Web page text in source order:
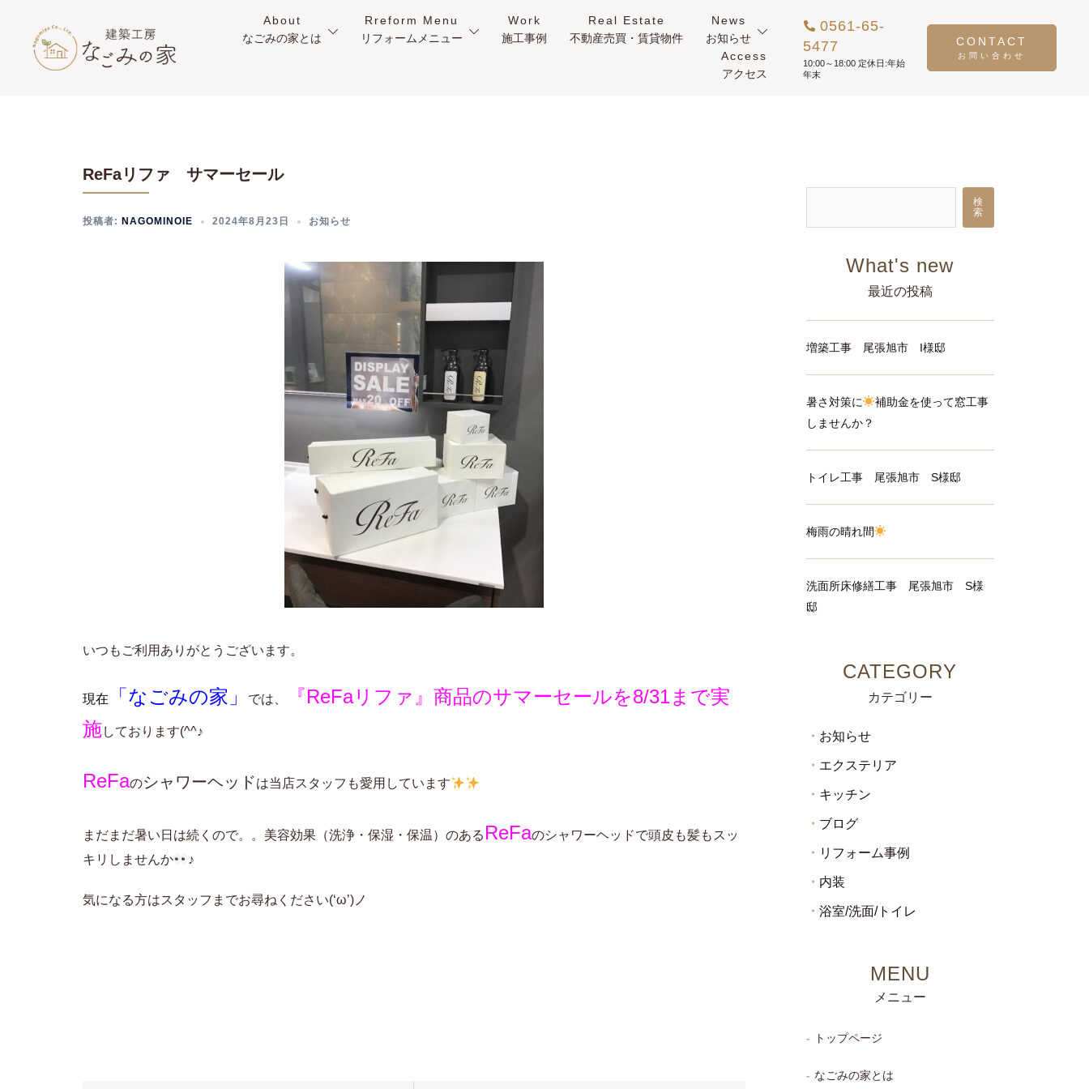
About
なごみの家とは
Rreform Menu
リフォームメニュー
Work
施工事例
Real Estate
不動産売買・賃貸物件
News
お知らせ
Access
アクセス
0561-65-
5477
CONTACT
ReFaリファ サマーセール
投稿者: NAGOMINOIE 2024年8月23日 お知らせ
いつもご利用ありがとうございます。
現在 「なごみの家」 では、
『ReFaリファ』商品のサマーセールを8/31まで実
施しております(^^♪
ReFaのシャワーヘッドは当店スタッフも愛用しています
まだまだ暑い日は続くので。。美容効果（洗浄・保湿・保温）のある ReFaのシャワーヘッドで頭皮も髪もスッ
キリしませんか
♪
気になる方はスタッフまでお尋ねください(‘ω’)ノ
検
索
最近の投稿
増築工事 尾張旭市 I様邸
暑さ対策に
補助金を使って窓工事
しませんか？
トイレ工事 尾張旭市 S様邸
梅雨の晴れ間
洗面所床修繕工事 尾張旭市 S様
邸
カテゴリー
お知らせ
エクステリア
キッチン
ブログ
リフォーム事例
内装
浴室/洗面/トイレ
メニュー
トップページ
なごみの家とは